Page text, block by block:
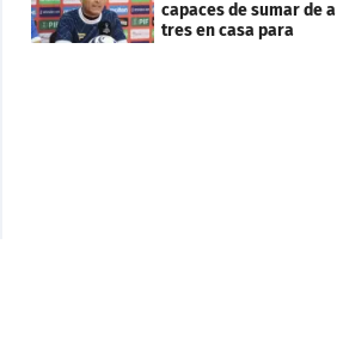
capaces de sumar de a
tres en casa para